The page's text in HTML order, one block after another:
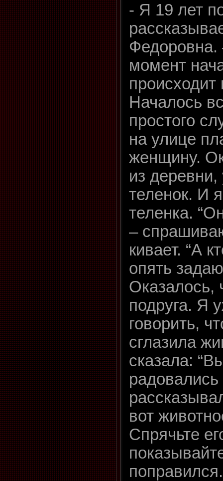
- Я 19 лет
Федоровна.
момент
происходит
Началось
простого
на улице
женщину.
из
теленок. И
теленка.
–
кивает. “А
опять
Оказалось,
подруга. Я
говорить,
сглазила
сказала:
радовались
вот
Спрячьте
поправился.